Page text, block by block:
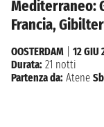
Mediterraneo:
Francia,
OOSTERDAM
12 GIU
Durata: 21 notti
Partenza da: Atene